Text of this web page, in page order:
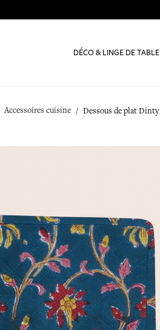
DÉCO & LINGE DE TABLE
Accessoires cuisine Dessous de plat Dinty